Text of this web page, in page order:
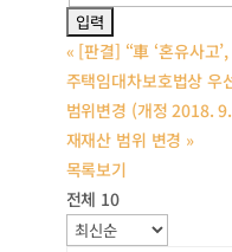
« [판결] “車 ‘혼유사고
주택임대차보호법상 우
범위변경 (개정 2018.
재재산 범위 변경 »
목록보기
전체 10